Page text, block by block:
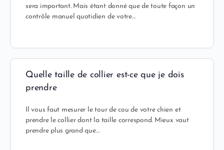
sera important. Mais étant donné que de toute façon un
contrôle manuel quotidien de votre…
Quelle taille de collier est-ce que je dois
prendre
Il vous faut mesurer le tour de cou de votre chien et
prendre le collier dont la taille correspond. Mieux vaut
prendre plus grand que…